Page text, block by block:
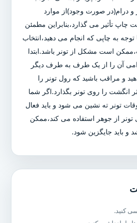
و درام(در صورت وجود)از موارد
چاپ تأثیر می گذارد،بنابراین مطمئن
به چاپی که انجام می دهید،انتخاب
است مشکل از تونر باشد.ابتدا
آن را از یک طرف به طرف دیگر
و مراقب باشید که رول تونر را
انگشت را روی تونر بگذارد.اگر شما
تونر ته نشین می شود و باید فعال
تونر از جوهر استفاده می کند،ممکن
باید جایگزین شود.
کنید.